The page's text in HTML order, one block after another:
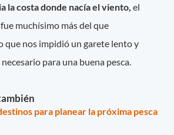
la costa donde nacía el viento, el
muchísimo más del que
que nos impidió un garete lento y
para una buena pesca.
para planear la próxima pesca